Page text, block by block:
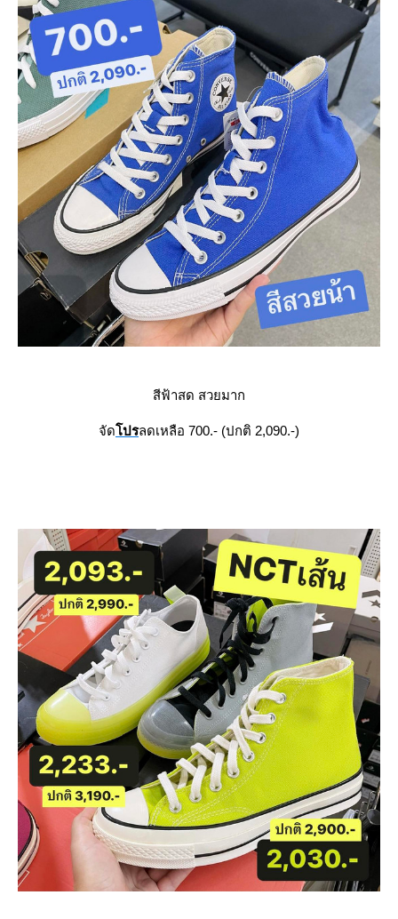
สีฟ้าสด สวยมาก
จัดปรลดเหลือ 700.- (ปกติ 2,090.-)